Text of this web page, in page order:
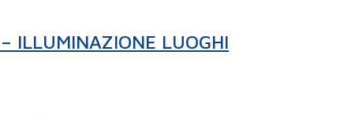
ILLUMINAZIONE LUOGHI